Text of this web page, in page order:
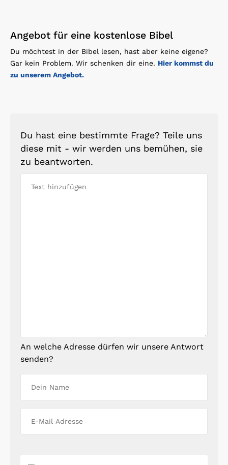
Angebot für eine kostenlose Bibel
Du möchtest in der Bibel lesen, hast aber keine eigene?
Gar kein Problem. Wir schenken dir eine. Hier kommst du
zu unserem Angebot.
Du hast eine bestimmte Frage? Teile uns
diese mit - wir werden uns bemühen, sie
zu beantworten.
An welche Adresse dürfen wir unsere Antwort
senden?